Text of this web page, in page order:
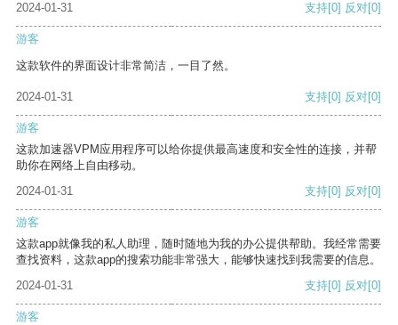
2024-01-31
支持[0] 反对[0]
游客
这款软件的界面设计非常简洁，一目了然。
2024-01-31 支持[0] 反对[0]
游客
这款加速器VPM应用程序可以给你提供最高速度和安全性的连接，并帮
助你在网络上自由移动。
2024-01-31
支持[0] 反对[0]
游客
这款app就像我的私人助理，随时随地为我的办公提供帮助。我经常需要
查找资料，这款app的搜索功能非常强大，能够快速找到我需要的信息。
2024-01-31
支持[0] 反对[0]
游客